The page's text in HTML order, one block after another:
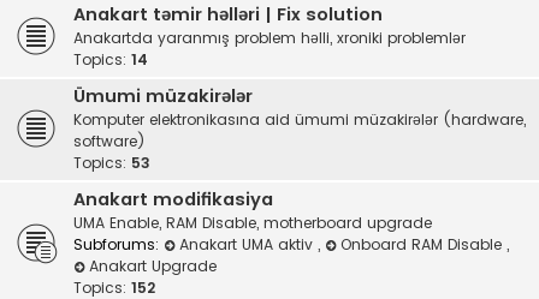
Anakart təmir həlləri | Fix solution
Anakartda yaranmış problem həlli, xroniki problemlər
Topics: 14
Ümumi müzakirələr
Komputer elektronikasına aid ümumi müzakirələr (hardware,
software)
Topics: 53
Anakart modifikasiya
UMA Enable, RAM Disable, motherboard upgrade
Subforums:
Anakart UMA aktiv , Onboard RAM Disable ,
Anakart Upgrade
Topics: 152